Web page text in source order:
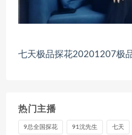
七天极品探花20201207极
热门主播
9总全国探花 91沈先生 七天